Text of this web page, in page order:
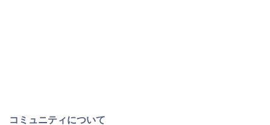
コミュニティについて